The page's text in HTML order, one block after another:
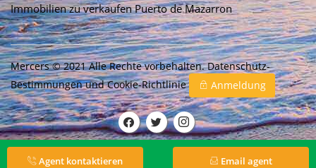
Immobilien zu verkaufen Puerto de Mazarron
Mercers © 2021 Alle Rechte vorbehalten.Datenschutz-
BestimmungenundCookie-Richtlinie Anmeldung
Agent kontaktieren Email agent